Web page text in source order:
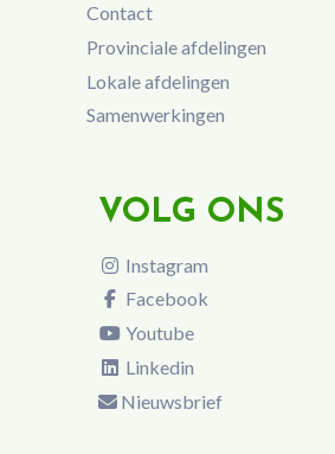
Contact
Provinciale afdelingen
Lokale afdelingen
Samenwerkingen
VOLG ONS
Instagram
Facebook
Youtube
Linkedin
Nieuwsbrief